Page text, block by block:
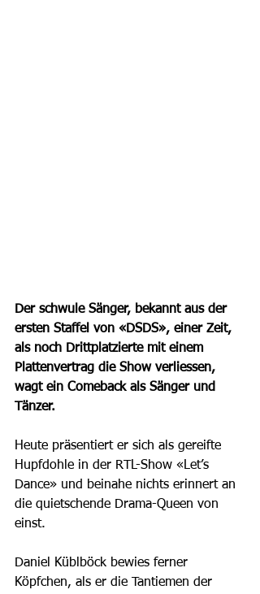
Der schwule Sänger, bekannt aus der
ersten Staffel von «DSDS», einer Zeit,
als noch Drittplatzierte mit einem
Plattenvertrag die Show verliessen,
wagt ein Comeback als Sänger und
Tänzer.
Heute präsentiert er sich als gereifte
Hupfdohle in der RTL-Show «Let’s
Dance» und beinahe nichts erinnert an
die quietschende Drama-Queen von
einst.
Daniel Küblböck bewies ferner
Köpfchen, als er die Tantiemen der